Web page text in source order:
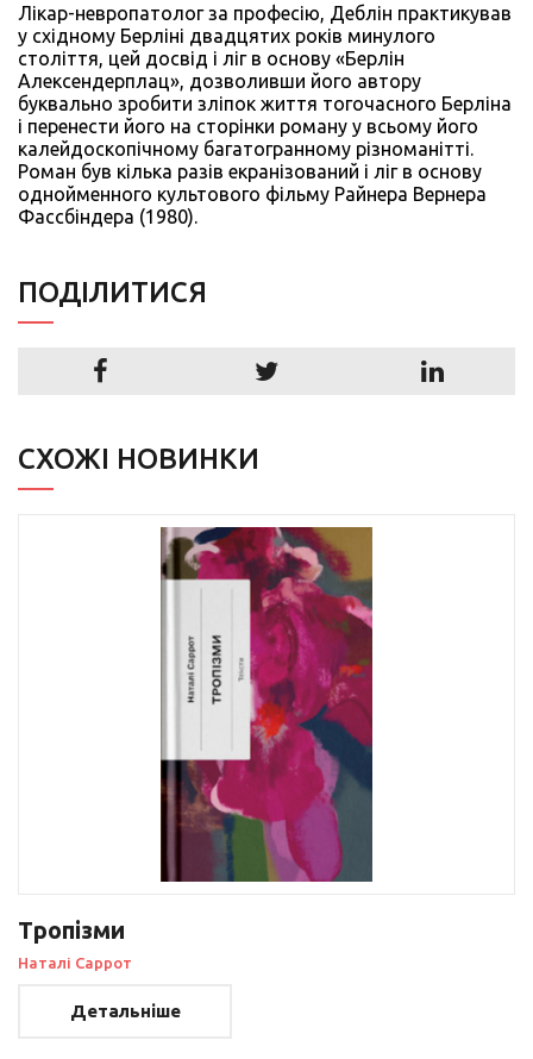
Лікар-невропатолог за професію, Деблін практикував
у східному Берліні двадцятих років минулого
століття, цей досвід і ліг в основу «Берлін
Алексендерплац», дозволивши його автору
буквально зробити зліпок життя тогочасного Берліна
і перенести його на сторінки роману у всьому його
калейдоскопічному багатогранному різноманітті.
Роман був кілька разів екранізований і ліг в основу
однойменного культового фільму Райнера Вернера
Фассбіндера (1980).
ПОДIЛИТИСЯ
СХОЖІ НОВИНКИ
Тропізми
Наталі Саррот
Детальніше